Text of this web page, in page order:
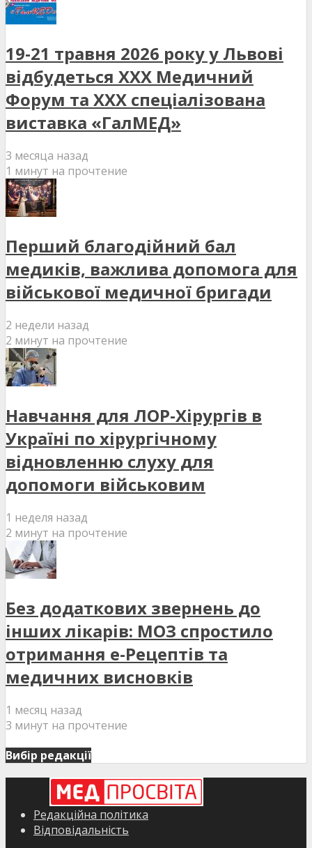
19-21 травня 2026 року у Львові
відбудеться XXX Медичний
Форум та XXX спеціалізована
виставка «ГалМЕД»
3 месяца назад
1 минут на прочтение
Перший благодійний бал
медиків, важлива допомога для
військової медичної бригади
2 недели назад
2 минут на прочтение
Навчання для ЛОР-Хірургів в
Україні по хірургічному
відновленню слуху для
допомоги військовим
1 неделя назад
2 минут на прочтение
Без додаткових звернень до
інших лікарів: МОЗ спростило
отримання е-Рецептів та
медичних висновків
1 месяц назад
3 минут на прочтение
Вибір редакції
Редакційна політика
Відповідальність